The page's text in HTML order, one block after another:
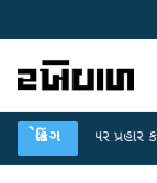
બ્રેકિંગ
પર પ્રહાર કર્યા ●